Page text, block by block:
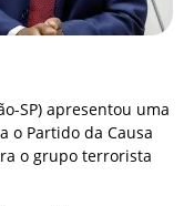
SP) apresentou uma
o Partido da Causa
o grupo terrorista